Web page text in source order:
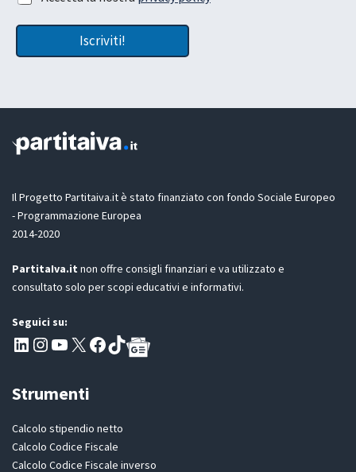
o
t
a
z
n
e
a
c
t
n
D
R
*
Iscriviti!
Il Progetto Partitaiva.it è stato finanziato con fondo Sociale Europeo
- Programmazione Europea
2014-2020
PartitaIva.it non offre consigli finanziari e va utilizzato e
consultato solo per scopi educativi e informativi.
Seguici su:
Pagina LinkedIn PartitaIva
Instagram
Canale YouTube Evoluzione - Partitaiva.it
X Segui PartitaIva su Facebook
TikTok
Strumenti
Calcolo stipendio netto
Calcolo Codice Fiscale
Calcolo Codice Fiscale inverso